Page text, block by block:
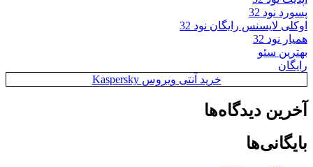
پسورد نود 32
اوکلی لایسنس رایگان نود 32
همیار نود 32
بهترین سئو
رایگان
خرید آنتی ویروس Kaspersky
آخرین دیدگاه‌ها
بایگانی‌ها